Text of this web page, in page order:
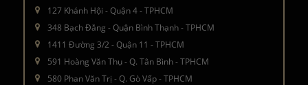
127 Khánh Hội - Quận 4 - TPHCM
348 Bạch Đằng - Quận Bình Thạnh - TPHCM
1411 Đường 3/2 - Quận 11 - TPHCM
591 Hoàng Văn Thụ - Q. Tân Bình - TPHCM
580 Phan Văn Trị - Q. Gò Vấp - TPHCM